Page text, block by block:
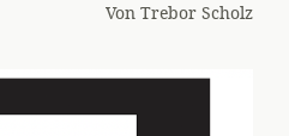
VonTrebor Scholz